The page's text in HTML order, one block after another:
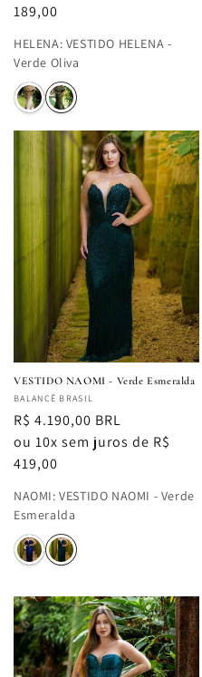
189,00
HELENA: VESTIDO HELENA -
Verde Oliva
VESTIDO NAOMI - Verde Esmeralda
Fornecedor:
BALANCÊ BRASIL
Preço
normal
R$ 4.190,00 BRL
ou 10x sem juros de R$
419,00
NAOMI:VESTIDO NAOMI - Verde
Esmeralda